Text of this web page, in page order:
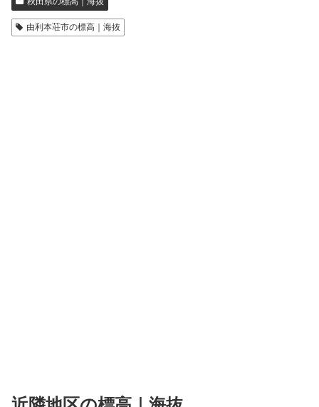
由利本荘市の標高｜海抜